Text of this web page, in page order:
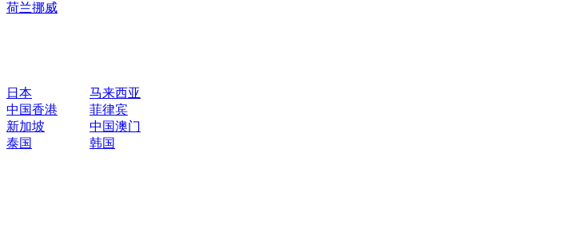
荷兰挪威
日本
马来西亚
中国香港
菲律宾
新加坡
中国澳门
泰国
韩国